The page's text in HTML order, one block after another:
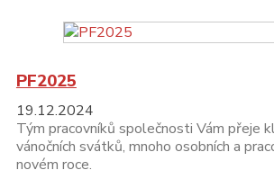
PF2025
19.12.2024
Tým pracovníků společnosti Vám přeje
vánočních svátků, mnoho osobních a
novém roce.